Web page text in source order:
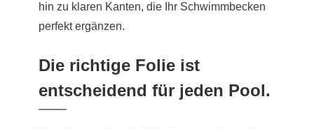
hin zu klaren Kanten, die Ihr Schwimmbecken
perfekt ergänzen.
Die richtige Folie ist
entscheidend für jeden Pool.